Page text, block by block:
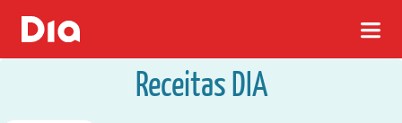
Receitas DIA